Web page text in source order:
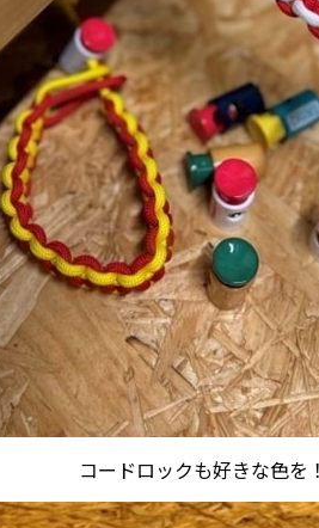
コードロックも好きな色を！